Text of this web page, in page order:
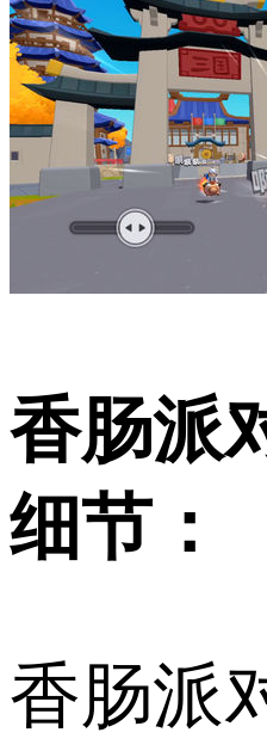
香肠派
细节：
香肠派